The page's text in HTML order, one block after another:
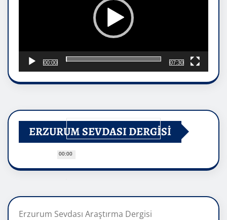
00:00
00:00
07:30
ERZURUM SEVDASI DERGİSİ
Erzurum Sevdası Araştırma Dergisi